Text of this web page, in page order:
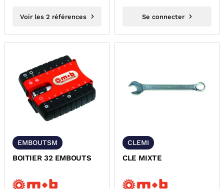
Voir les 2 références Se connecter
EMBOUTSM
BOITIER 32 EMBOUTS
CLEMI
CLE MIXTE